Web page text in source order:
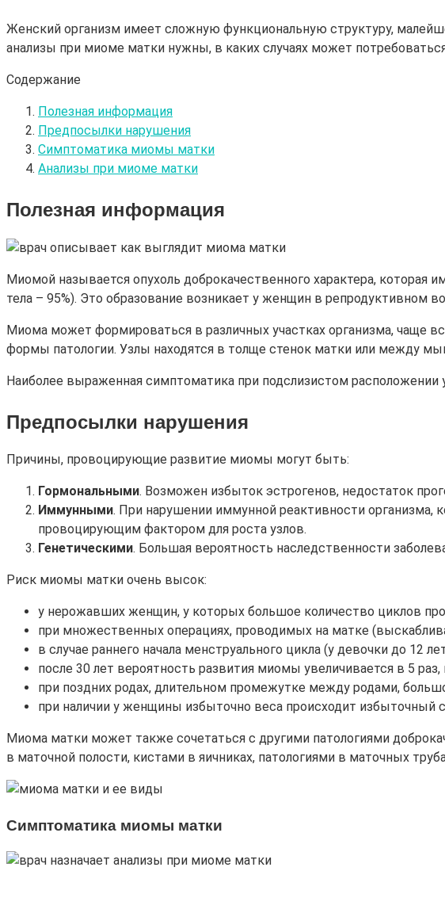
Женский организм имеет сложную функциональную структуру,
анализы при миоме матки нужны, в каких случаях может
Содержание
Полезная информация
Предпосылки нарушения
Симптоматика миомы матки
Анализы при миоме матки
Полезная информация
Миомой называется опухоль доброкачественного характера, которая
тела – 95%). Это образование возникает у женщин в репродуктивном
Миома может формироваться в различных участках организма, чаще
формы патологии. Узлы находятся в толще стенок матки или между
Наиболее выраженная симптоматика при подслизистом расположении
Предпосылки нарушения
Причины, провоцирующие развитие миомы могут быть:
Гормональными. Возможен избыток эстрогенов, недостаток
Иммунными. При нарушении иммунной реактивности
провоцирующим фактором для роста узлов.
Генетическими. Большая вероятность наследственности
Риск миомы матки очень высок:
у нерожавших женщин, у которых большое количество циклов
при множественных операциях, проводимых на матке
в случае раннего начала менструального цикла (у девочки до 12
после 30 лет вероятность развития миомы увеличивается в 5 раз,
при поздних родах, длительном промежутке между родами,
при наличии у женщины избыточно веса происходит избыточный
Миома матки может также сочетаться с другими патологиями
в маточной полости, кистами в яичниках, патологиями в маточных
Симптоматика миомы матки